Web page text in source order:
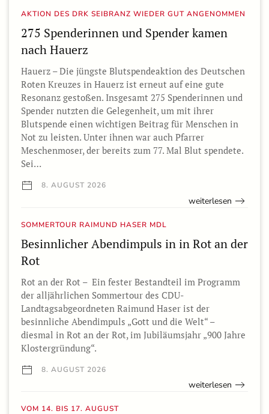
AKTION DES DRK SEIBRANZ WIEDER GUT ANGENOMMEN
275 Spenderinnen und Spender kamen
nach Hauerz
Hauerz – Die jüngste Blutspendeaktion des Deutschen
Roten Kreuzes in Hauerz ist erneut auf eine gute
Resonanz gestoßen. Insgesamt 275 Spenderinnen und
Spender nutzten die Gelegenheit, um mit ihrer
Blutspende einen wichtigen Beitrag für Menschen in
Not zu leisten. Unter ihnen war auch Pfarrer
Meschenmoser, der bereits zum 77. Mal Blut spendete.
Sei…
8. AUGUST 2026
weiterlesen
SOMMERTOUR RAIMUND HASER MDL
Besinnlicher Abendimpuls in in Rot an der
Rot
Rot an der Rot – Ein fester Bestandteil im Programm
der alljährlichen Sommertour des CDU-
Landtagsabgeordneten Raimund Haser ist der
besinnliche Abendimpuls „Gott und die Welt“ –
diesmal in Rot an der Rot, im Jubiläumsjahr „900 Jahre
Klostergründung“.
8. AUGUST 2026
weiterlesen
VOM 14. BIS 17. AUGUST